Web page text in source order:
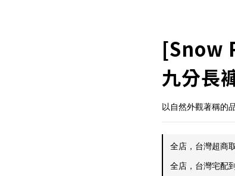
[Snow
九分長
以自然外觀著稱的
全店，台灣超商
全店，台灣宅配